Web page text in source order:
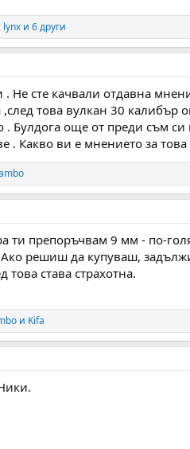
, lynx и 6 други
. Не сте качвали отдавна
това вулкан 30
. Булдога още от преди съм
. Какво ви е мнението за
ти препоръчвам 9 мм - по-
Ако решиш да купуваш,
това става страхотна.
и Kifa